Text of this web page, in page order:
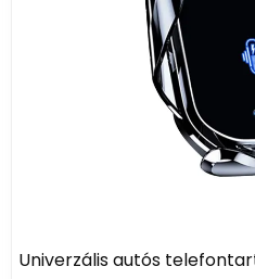
Univerzális autós